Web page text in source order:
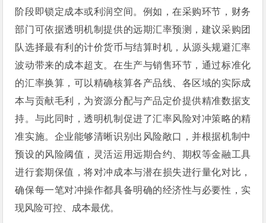
阶段即锁定成本或利润空间。例如，在采购环节，财务
部门可依据透明机制提供的远期汇率预测，建议采购团
队选择最有利的计价货币与结算时机，从源头规避汇率
波动带来的成本超支。在生产与销售环节，通过标准化
的汇率换算，可以精确核算各产品线、各区域的实际成
本与贡献毛利，为资源分配与产品定价提供精准数据支
持。与此同时，透明机制促进了汇率风险对冲策略的精
准实施。企业能够清晰识别出风险敞口，并根据机制中
预设的风险阈值，灵活运用远期合约、期权等金融工具
进行套期保值，将对冲成本与潜在损失进行量化对比，
确保每一笔对冲操作都具备明确的经济性与必要性，实
现风险可控、成本最优。